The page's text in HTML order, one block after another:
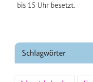
bis 15 Uhr besetzt.
Schlagwörter